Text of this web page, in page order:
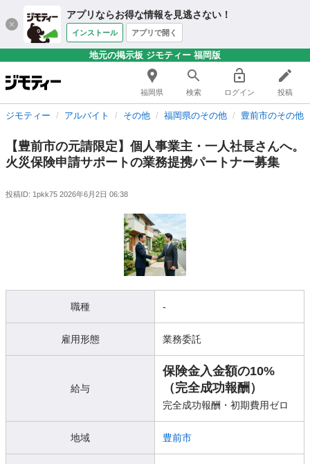
アプリならお得な情報を見逃さない！
インストール アプリで開く
地元の掲示板 ジモティー 福岡版
福岡県 検索 ログイン 投稿
ジモティー アルバイト その他 福岡県のその他 豊前市のその他
【豊前市の元請限定】個人事業主・一人社長さんへ。
火災保険申請サポートの業務提携パートナー募集
投稿ID: 1pkk75 2026年6月2日 06:38
職種 -
雇用形態 業務委託
給与
保険金入金額の10%
（完全成功報酬）
完全成功報酬・初期費用ゼロ
地域 豊前市